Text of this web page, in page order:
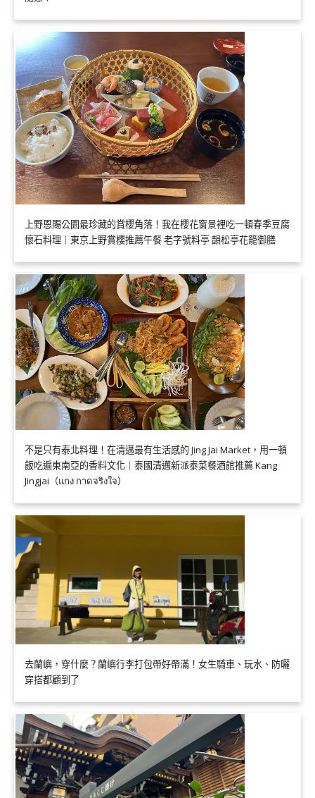
上野恩賜公園最珍藏的賞櫻角落！我在櫻花窗景裡吃一頓春季豆腐
懷石料理｜東京上野賞櫻推薦午餐 老字號料亭 韻松亭花籠御膳
不是只有泰北料理！在清邁最有生活感的 Jing Jai Market，用一頓
飯吃遍東南亞的香料文化｜泰國清邁新派泰菜餐酒館推薦 Kang
Jingjai（แกง กาดจริงใจ）
去蘭嶼，穿什麼？蘭嶼行李打包帶好帶滿！女生騎車、玩水、防曬
穿搭都顧到了